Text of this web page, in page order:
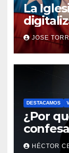
La
elJOSE
DESTACAMOS
¿Por
HÉCTOR